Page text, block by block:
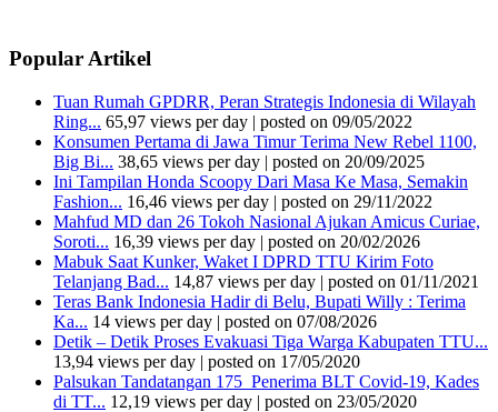
Popular Artikel
Tuan Rumah GPDRR, Peran Strategis Indonesia di Wilayah
Ring... 65,97 views per day | posted on 09/05/2022
Konsumen Pertama di Jawa Timur Terima New Rebel 1100,
Big Bi... 38,65 views per day | posted on 20/09/2025
Ini Tampilan Honda Scoopy Dari Masa Ke Masa, Semakin
Fashion... 16,46 views per day | posted on 29/11/2022
Mahfud MD dan 26 Tokoh Nasional Ajukan Amicus Curiae,
Soroti... 16,39 views per day | posted on 20/02/2026
Mabuk Saat Kunker, Waket I DPRD TTU Kirim Foto
Telanjang Bad... 14,87 views per day | posted on 01/11/2021
Teras Bank Indonesia Hadir di Belu, Bupati Willy : Terima
Ka... 14 views per day | posted on 07/08/2026
Detik – Detik Proses Evakuasi Tiga Warga Kabupaten TTU...
13,94 views per day | posted on 17/05/2020
Palsukan Tandatangan 175 Penerima BLT Covid-19, Kades
di TT... 12,19 views per day | posted on 23/05/2020